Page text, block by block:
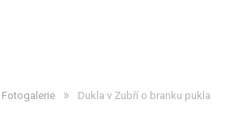
Fotogalerie » Dukla v Zubří o branku pukla